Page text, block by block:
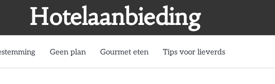
Hotelaanbieding
Geen plan Gourmet eten Tips voor lieverds